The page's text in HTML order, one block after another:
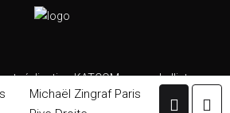
et réalisation KATCOM –www.kalliste-
Michaël Zingraf Paris